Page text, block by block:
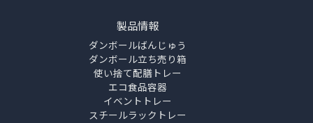
製品情報
ダンボールばんじゅう
ダンボール立ち売り箱
使い捨て配膳トレー
エコ食品容器
イベントトレー
スチールラックトレー